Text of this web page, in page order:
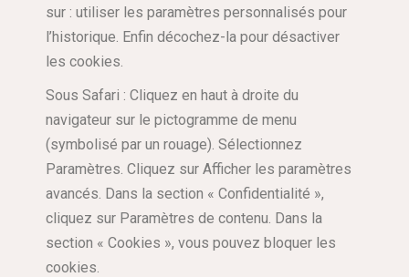
sur : utiliser les paramètres personnalisés pour
l’historique. Enfin décochez-la pour désactiver
les cookies.
Sous Safari : Cliquez en haut à droite du
navigateur sur le pictogramme de menu
(symbolisé par un rouage). Sélectionnez
Paramètres. Cliquez sur Afficher les paramètres
avancés. Dans la section « Confidentialité »,
cliquez sur Paramètres de contenu. Dans la
section « Cookies », vous pouvez bloquer les
cookies.